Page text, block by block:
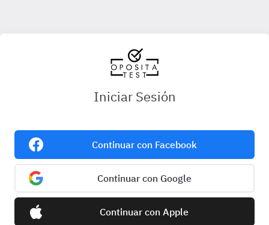
Iniciar Sesión
Continuar con Facebook
Continuar con Google
Continuar con Apple